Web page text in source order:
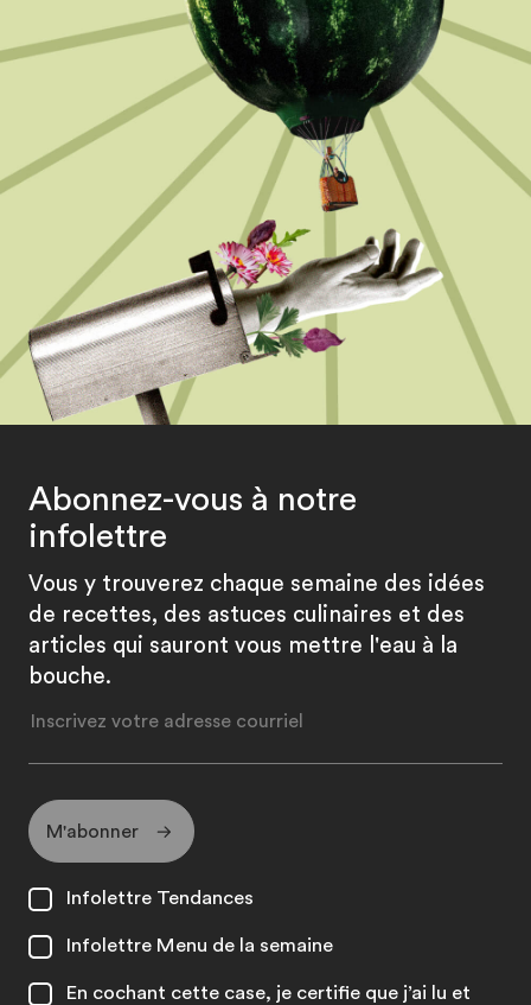
Abonnez-vous à notre
infolettre
Vous y trouverez chaque semaine des idées
de recettes, des astuces culinaires et des
articles qui sauront vous mettre l'eau à la
bouche.
M'abonner
Infolettre Tendances
Infolettre Menu de la semaine
En cochant cette case, je certifie que j’ai lu et